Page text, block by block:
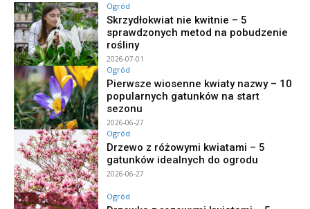
Ogród
Skrzydłokwiat nie kwitnie – 5
sprawdzonych metod na pobudzenie
rośliny
2026-07-01
Ogród
Pierwsze wiosenne kwiaty nazwy – 10
popularnych gatunków na start
sezonu
2026-06-27
Ogród
Drzewo z różowymi kwiatami – 5
gatunków idealnych do ogrodu
2026-06-27
Ogród